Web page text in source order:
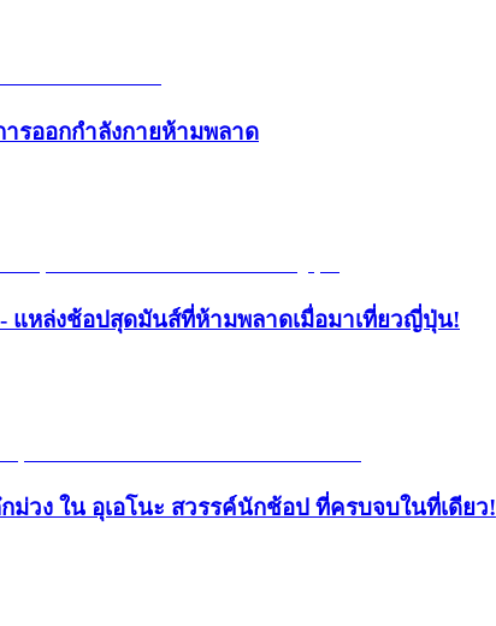
รออกกำลังกายห้ามพลาด
แหล่งช้อปสุดมันส์ที่ห้ามพลาดเมื่อมาเที่ยวญี่ปุ่น!
ม่วง ใน อุเอโนะ สวรรค์นักช้อป ที่ครบจบในที่เดียว!